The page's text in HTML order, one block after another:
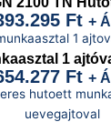
Ft +
1
Ft +